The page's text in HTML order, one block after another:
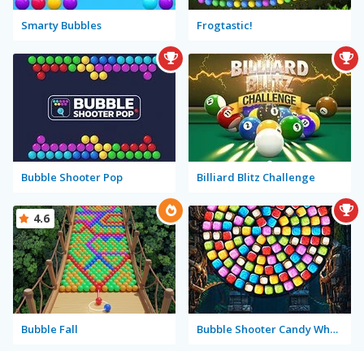
Smarty Bubbles Frogtastic!
Bubble Shooter Pop Billiard Blitz Challenge
Bubble Fall
4.6
Bubble Shooter Candy Wheel Level Pack